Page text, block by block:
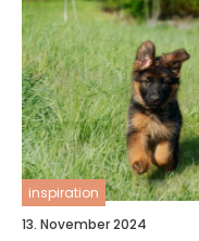
inspiration
13. November 2024